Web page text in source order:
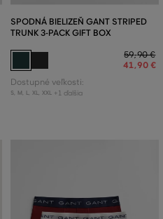
SPODNÁ BIELIZEŇ GANT STRIPED
TRUNK 3-PACK GIFT BOX
59,90 €
41,90 €
Dostupné veľkosti:
S, M L, XL, XXL +1 ďalšia